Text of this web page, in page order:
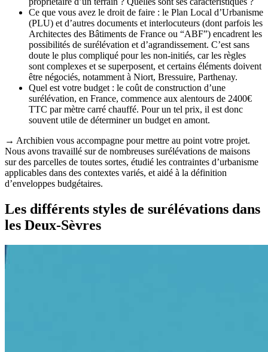
Ce que vous avez le droit de faire : le Plan Local d’Urbanisme
(PLU) et d’autres documents et interlocuteurs (dont parfois les
Architectes des Bâtiments de France ou “ABF”) encadrent les
possibilités de surélévation et d’agrandissement. C’est sans
doute le plus compliqué pour les non-initiés, car les règles
sont complexes et se superposent, et certains éléments doivent
être négociés, notamment à Niort, Bressuire, Parthenay.
Quel est votre budget : le coût de construction d’une
surélévation, en France, commence aux alentours de 2400€
TTC par mètre carré chauffé. Pour un tel prix, il est donc
souvent utile de déterminer un budget en amont.
→ Archibien vous accompagne pour mettre au point votre projet.
Nous avons travaillé sur de nombreuses surélévations de maisons
sur des parcelles de toutes sortes, étudié les contraintes d’urbanisme
applicables dans des contextes variés, et aidé à la définition
d’enveloppes budgétaires.
Les différents styles de surélévations dans
les Deux-Sèvres